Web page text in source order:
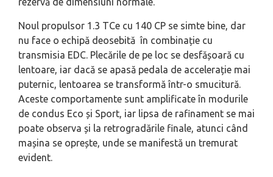
Noul propulsor 1.3 TCe cu 140 CP se simte bine, dar
nu face o echipă deosebită în combinație cu
transmisia EDC. Plecările de pe loc se desfășoară cu
lentoare, iar dacă se apasă pedala de accelerație mai
puternic, lentoarea se transformă într-o smucitură.
Aceste comportamente sunt amplificate în modurile
de condus Eco și Sport, iar lipsa de rafinament se mai
poate observa și la retrogradările finale, atunci când
mașina se oprește, unde se manifestă un tremurat
evident.